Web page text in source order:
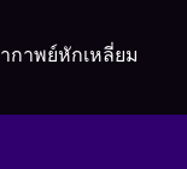
กาพย์หักเหลี่ยม